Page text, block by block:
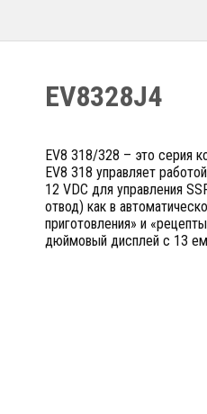
EV8328J4
EV8 318/328 – это серия
EV8 318 управляет
12 VDC для управления
отвод) как в
приготовления» и
дюймовый дисплей с 13